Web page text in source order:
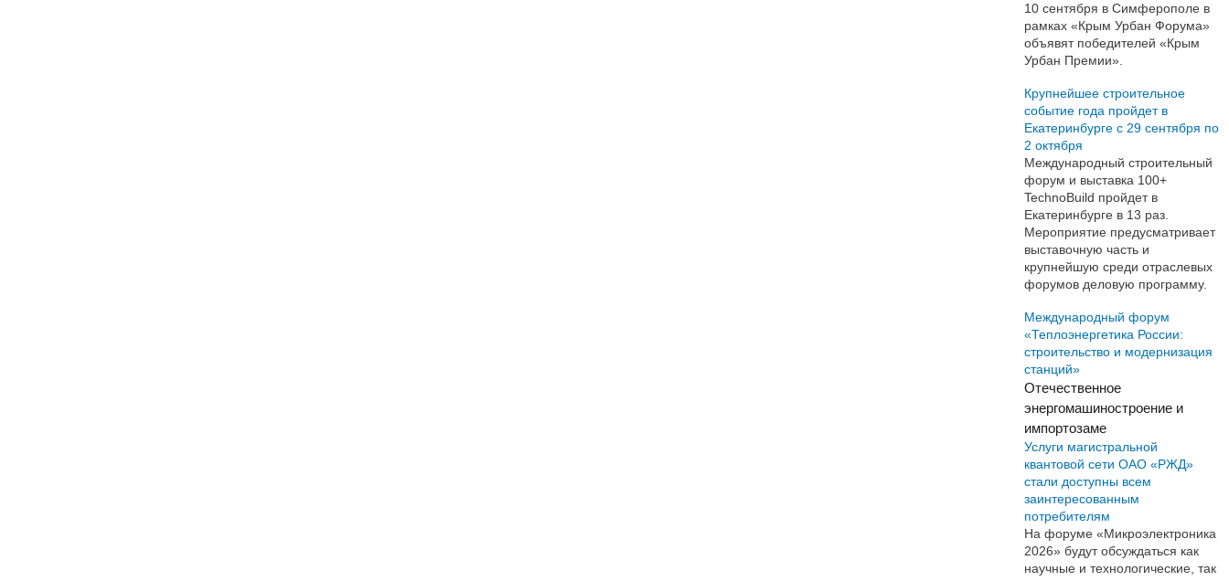
10 сентября в Симферополе в
рамках «Крым Урбан Форума»
объявят победителей «Крым
Урбан Премии».
Крупнейшее строительное
событие года пройдет в
Екатеринбурге с 29 сентября по
2 октября
Международный строительный
форум и выставка 100+
TechnoBuild пройдет в
Екатеринбурге в 13 раз.
Мероприятие предусматривает
выставочную часть и
крупнейшую среди отраслевых
форумов деловую программу.
Международный форум
«Теплоэнергетика России:
строительство и модернизация
станций»
Отечественное
энергомашиностроение и
импортозаме
Услуги магистральной
квантовой сети ОАО «РЖД»
стали доступны всем
заинтересованным
потребителям
На форуме «Микроэлектроника
2026» будут обсуждаться как
научные и технологические, так